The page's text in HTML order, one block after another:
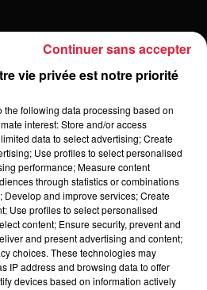
de l’eau brune sort des
vie privée est notre priorité
the following data processing based on
interest: Store and/or access
data to select advertising; Create
Use profiles to select personalised
performance; Measure content
through statistics or combinations
Develop and improve services; Create
Use profiles to select personalised
content; Ensure security, prevent and
and present advertising and content;
choices. These technologies may
IP address and browsing data to offer
devices based on information actively
Continuer sans accepter